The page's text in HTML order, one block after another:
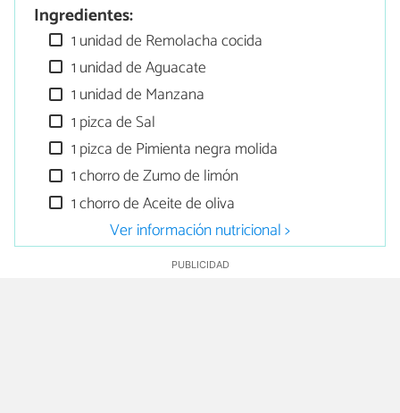
Ingredientes:
1 unidad de Remolacha cocida
1 unidad de Aguacate
1 unidad de Manzana
1 pizca de Sal
1 pizca de Pimienta negra molida
1 chorro de Zumo de limón
1 chorro de Aceite de oliva
Ver información nutricional >